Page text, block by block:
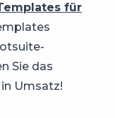
für
Sie das
Umsatz!